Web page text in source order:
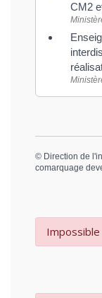
CM2
© Direction de
comarquage